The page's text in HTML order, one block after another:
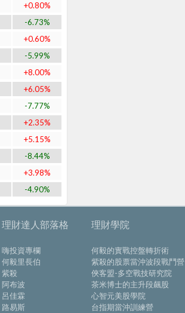
+0.80%
-6.73%
+0.60%
-5.99%
+8.00%
+6.05%
-7.77%
+2.35%
+5.15%
-8.44%
+3.98%
-4.90%
理財達人部落格
嗨投資專欄
何毅里長伯
紫殺
阿布波
呂佳霖
路易斯
理財學院
何毅的實戰控盤轉折術
紫殺的股票當沖波段戰鬥營
俠客盟-多空戰技研究院
茶米博士的主升段飆股
心智元美股學院
台指期當沖訓練營